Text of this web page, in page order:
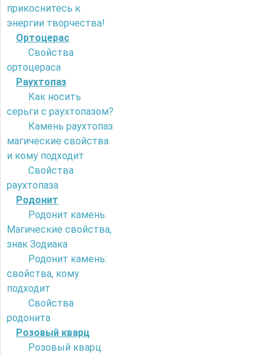
прикоснитесь к
энергии творчества!
Ортоцерас
Свойства
ортоцераса
Раухтопаз
Как носить
серьги с раухтопазом?
Камень раухтопаз
магические свойства
и кому подходит
Свойства
раухтопаза
Родонит
Родонит камень.
Магические свойства,
знак Зодиака
Родонит камень:
свойства, кому
подходит
Свойства
родонита
Розовый кварц
Розовый кварц